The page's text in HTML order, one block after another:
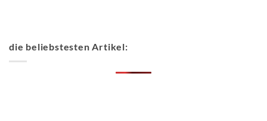
die beliebstesten Artikel: